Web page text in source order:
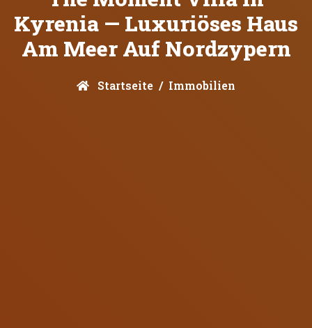
Kyrenia — Luxuriöses Haus
Am Meer Auf Nordzypern
Startseite Immobilien